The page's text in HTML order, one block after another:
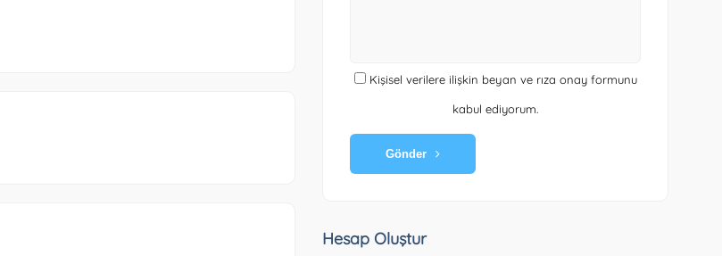
Kişisel verilere ilişkin beyan ve rıza onay formunu
kabul ediyorum.
Gönder
Hesap Oluştur